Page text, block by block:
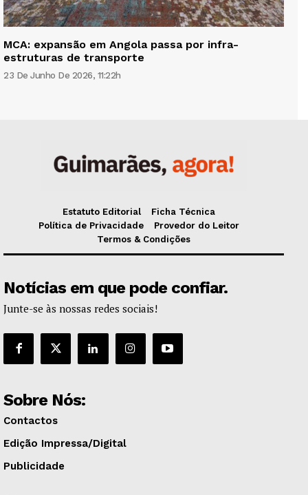
MCA: expansão em Angola passa por infra-
estruturas de transporte
23 De Junho De 2026, 11:22h
Estatuto Editorial
Ficha Técnica
Política de Privacidade
Provedor do Leitor
Termos & Condições
Notícias em que pode confiar.
Junte-se às nossas redes sociais!
Sobre Nós:
Contactos
Edição Impressa/Digital
Publicidade